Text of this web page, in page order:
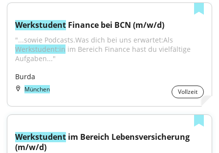
Werkstudent Finance bei BCN (m/w/d)
Werkstudent:in im Bereich Finance hast du vielfältige
Aufgaben..."
Burda
München Vollzeit
Werkstudent im Bereich Lebensversicherung
(m/w/d)